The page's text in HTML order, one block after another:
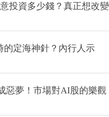
投資多少錢？真正想改變
的定海神針？內行人示
惡夢！市場對AI股的樂觀